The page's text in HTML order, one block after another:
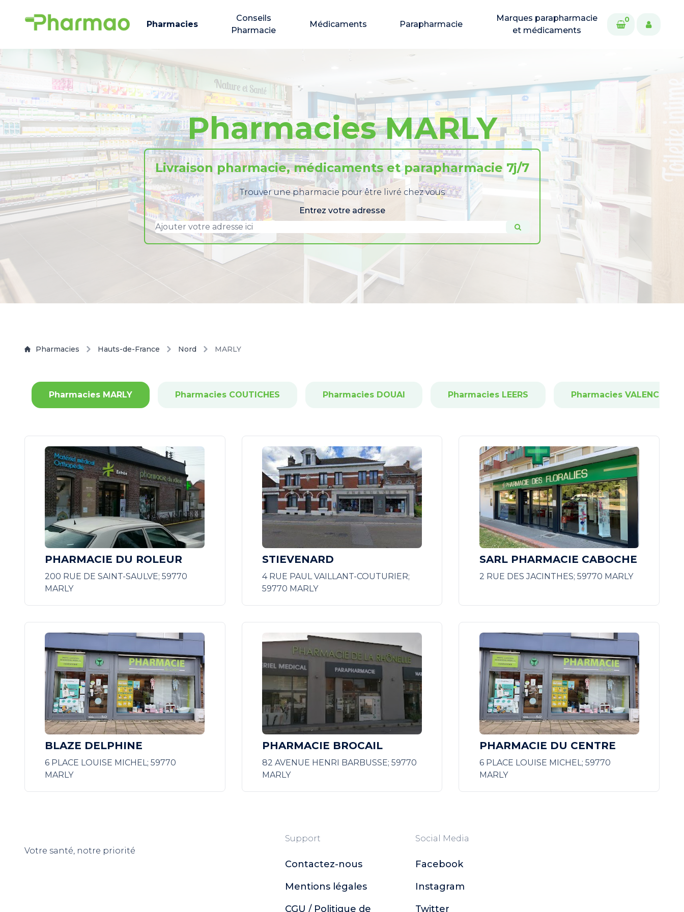
Pharmacies
Conseils
Pharmacie
Médicaments Parapharmacie
Marques parapharmacie
et médicaments
0
Pharmacies MARLY
Livraison pharmacie, médicaments et parapharmacie 7j/7
Trouver une pharmacie pour être livré chez vous
Entrez votre adresse
Pharmacies Hauts-de-France Nord MARLY
Pharmacies MARLY Pharmacies COUTICHES Pharmacies DOUAI Pharmacies LEERS Pharmacies
PHARMACIE DU ROLEUR
200 RUE DE SAINT-SAULVE; 59770
MARLY
STIEVENARD
4 RUE PAUL VAILLANT-COUTURIER;
59770 MARLY
SARL PHARMACIE CABOCHE
2 RUE DES JACINTHES; 59770 MARLY
BLAZE DELPHINE
6 PLACE LOUISE MICHEL; 59770
MARLY
PHARMACIE BROCAIL
82 AVENUE HENRI BARBUSSE; 59770
MARLY
PHARMACIE DU CENTRE
6 PLACE LOUISE MICHEL; 59770
MARLY
Votre santé, notre priorité
Support
Contactez-nous
Mentions légales
CGU / Politique de
Social Media
Facebook
Instagram
Twitter